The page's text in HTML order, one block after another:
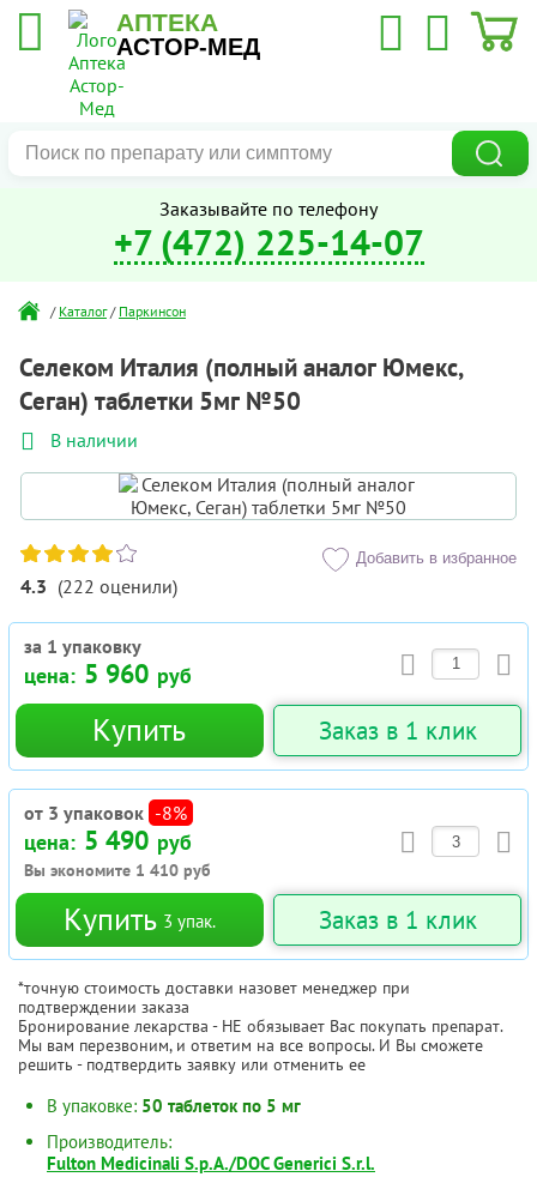
АПТЕКА
АСТОР-МЕД
Заказывайте по телефону
+7 (472) 225-14-07
/ Каталог / Паркинсон
Селеком Италия (полный аналог Юмекс,
Сеган) таблетки 5мг №50
В наличии
4.3 (222 оценили)
Добавить в избранное
за 1 упаковку
цена: 5 960 руб
Купить Заказ в 1 клик
от 3 упаковок -8%
цена: 5 490 руб
Вы экономите 1 410 руб
Купить 3 упак. Заказ в 1 клик
*точную стоимость доставки назовет менеджер при
подтверждении заказа
Бронирование лекарства - НЕ обязывает Вас покупать препарат.
Мы вам перезвоним, и ответим на все вопросы. И Вы сможете
решить - подтвердить заявку или отменить ее
В упаковке: 50 таблеток по 5 мг
Производитель:
Fulton Medicinali S.p.A./DOC Generici S.r.l.